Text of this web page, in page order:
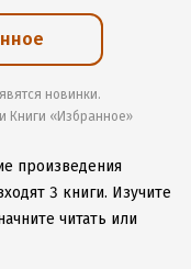
новинки.
Книги «Избранное»
произведения
3 книги. Изучите
читать или